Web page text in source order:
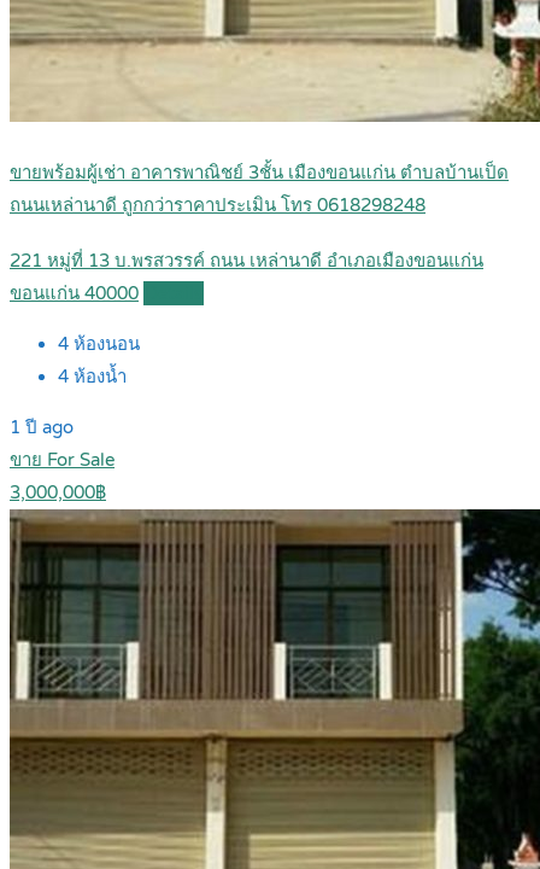
ขายพร้อมผู้เช่า อาคารพาณิชย์ 3ชั้น เมืองขอนแก่น ตำบลบ้านเป็ด
ถนนเหล่านาดี ถูกกว่าราคาประเมิน โทร 0618298248
221 หมู่ที่ 13 บ.พรสวรรค์ ถนน เหล่านาดี อำเภอเมืองขอนแก่น
ขอนแก่น 40000
4 ห้องนอน
4 ห้องน้ำ
1 ปี ago
ขาย For Sale
3,000,000฿